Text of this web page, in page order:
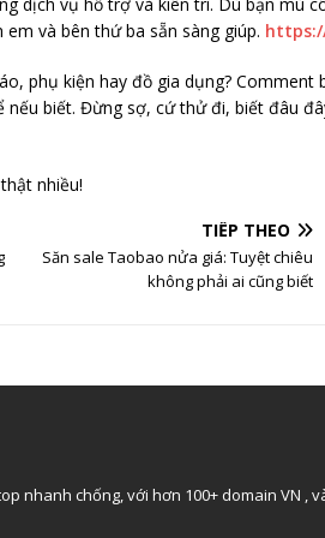
và bên thứ ba sẵn sàng giúp.
phụ kiện hay đồ gia dụng? Comment
nếu biết. Đừng sợ, cứ thử đi, biết đâu
nhiều!
TIẾP THEO
Săn sale Taobao nửa giá: Tuyệt chiêu
không phải ai cũng biết
nhanh chống, với hơn 100+ domain VN ,